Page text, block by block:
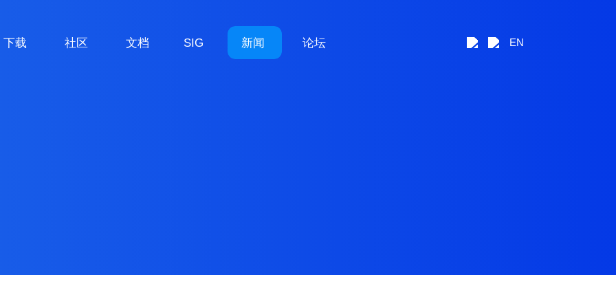
下载 社区 文档 SIG 新闻 论坛 EN